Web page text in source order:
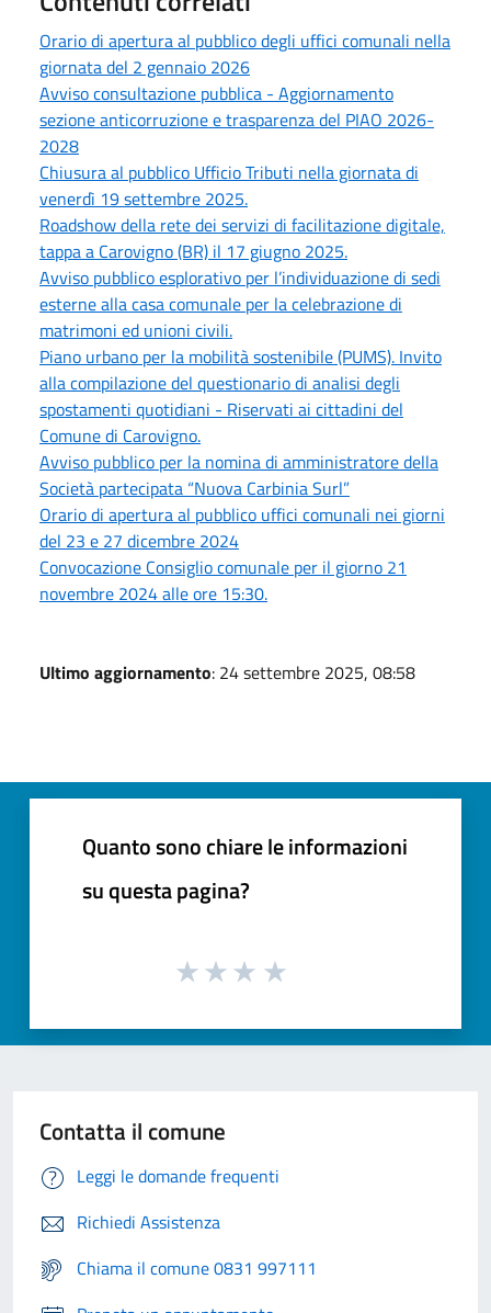
Orario di apertura al pubblico degli uffici comunali nella
giornata del 2 gennaio 2026
Avviso consultazione pubblica - Aggiornamento
sezione anticorruzione e trasparenza del PIAO 2026-
2028
Chiusura al pubblico Ufficio Tributi nella giornata di
venerdì 19 settembre 2025.
Roadshow della rete dei servizi di facilitazione digitale,
tappa a Carovigno (BR) il 17 giugno 2025.
Avviso pubblico esplorativo per l’individuazione di sedi
esterne alla casa comunale per la celebrazione di
matrimoni ed unioni civili.
Piano urbano per la mobilità sostenibile (PUMS). Invito
alla compilazione del questionario di analisi degli
spostamenti quotidiani - Riservati ai cittadini del
Comune di Carovigno.
Avviso pubblico per la nomina di amministratore della
Società partecipata “Nuova Carbinia Surl”
Orario di apertura al pubblico uffici comunali nei giorni
del 23 e 27 dicembre 2024
Convocazione Consiglio comunale per il giorno 21
novembre 2024 alle ore 15:30.
Ultimo aggiornamento: 24 settembre 2025, 08:58
Quanto sono chiare le informazioni
su questa pagina?
Contatta il comune
Leggi le domande frequenti
Richiedi Assistenza
Chiama il comune 0831 997111